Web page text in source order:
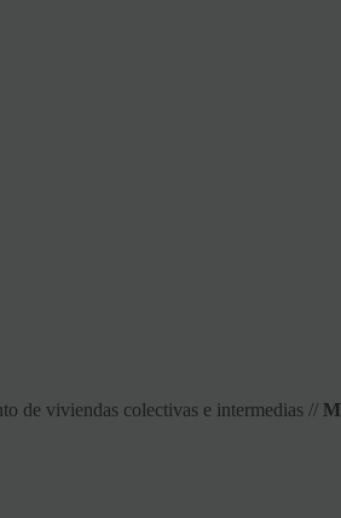
de viviendas colectivas e intermedias //